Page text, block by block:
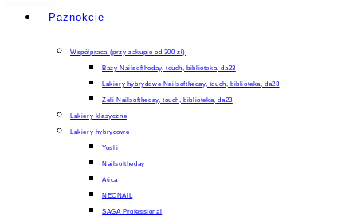
Paznokcie
Współpraca (przy zakupie od 300 zł)
Bazy Nailsoftheday, touch, biblioteka, da23
Lakiery hybrydowe Nailsoftheday, touch, biblioteka, da23
Żeli Nailsoftheday, touch, biblioteka, da23
Lakiery klasyczne
Lakiery hybrydowe
Yoshi
Nailsoftheday
Atica
NEONAIL
SAGA Professional